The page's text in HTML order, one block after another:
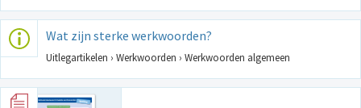
Wat zijn sterke werkwoorden?
Uitlegartikelen › Werkwoorden › Werkwoorden algemeen